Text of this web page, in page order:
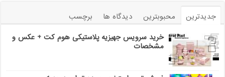
جدیدترین محبوبترین دیدگاه ها
برچسب
خرید سرویس جهیزیه پلاستیکی هوم کت + عکس و
مشخصات